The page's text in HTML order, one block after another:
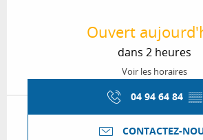
Ouvert
dans 2 heures
Voir les horaires
04 94 64 84 ▒▒
CONTACTEZ-